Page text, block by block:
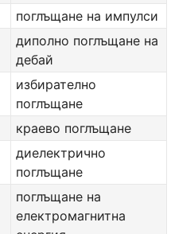
поглъщане на импулси
диполно поглъщане на
дебай
избирателно
поглъщане
краево поглъщане
диелектрично
поглъщане
поглъщане на
електромагнитна